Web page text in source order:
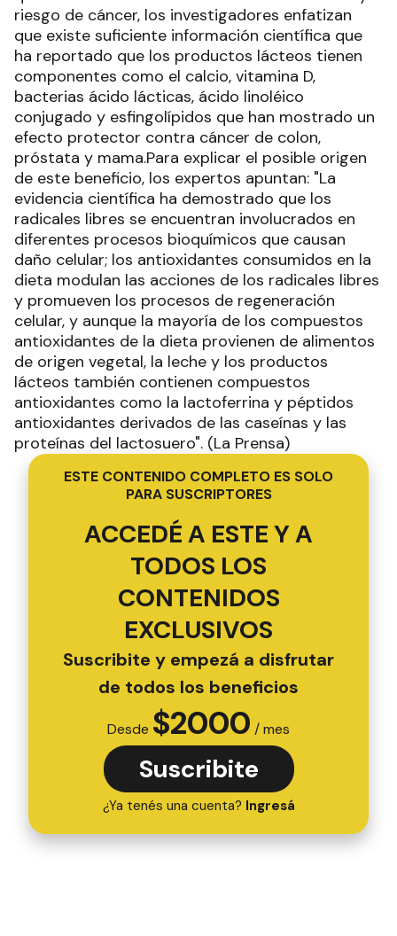
riesgo de cáncer, los investigadores enfatizan
que existe suficiente información científica que
ha reportado que los productos lácteos tienen
componentes como el calcio, vitamina D,
bacterias ácido lácticas, ácido linoléico
conjugado y esfingolípidos que han mostrado un
efecto protector contra cáncer de colon,
próstata y mama.Para explicar el posible origen
de este beneficio, los expertos apuntan: "La
evidencia científica ha demostrado que los
radicales libres se encuentran involucrados en
diferentes procesos bioquímicos que causan
daño celular; los antioxidantes consumidos en la
dieta modulan las acciones de los radicales libres
y promueven los procesos de regeneración
celular, y aunque la mayoría de los compuestos
antioxidantes de la dieta provienen de alimentos
de origen vegetal, la leche y los productos
lácteos también contienen compuestos
antioxidantes como la lactoferrina y péptidos
antioxidantes derivados de las caseínas y las
proteínas del lactosuero". (La Prensa)
ESTE CONTENIDO COMPLETO ES SOLO
PARA SUSCRIPTORES
ACCEDÉ A ESTE Y A
TODOS LOS
CONTENIDOS
EXCLUSIVOS
Suscribite y empezá a disfrutar
de todos los beneficios
Desde $2000 / mes
Suscribite
¿Ya tenés una cuenta? Ingresá